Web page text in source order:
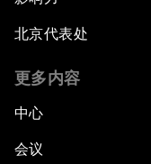
北京代表处
更多内容
中心
会议